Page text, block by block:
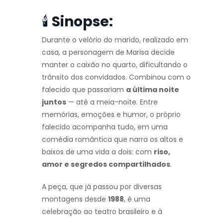
🕯️ Sinopse:
Durante o velório do marido, realizado em
casa, a personagem de Marisa decide
manter o caixão no quarto, dificultando o
trânsito dos convidados. Combinou com o
falecido que passariam a última noite
juntos — até a meia-noite. Entre
memórias, emoções e humor, o próprio
falecido acompanha tudo, em uma
comédia romântica que narra os altos e
baixos de uma vida a dois: com riso,
amor e segredos compartilhados.
A peça, que já passou por diversas
montagens desde 1988, é uma
celebração ao teatro brasileiro e à